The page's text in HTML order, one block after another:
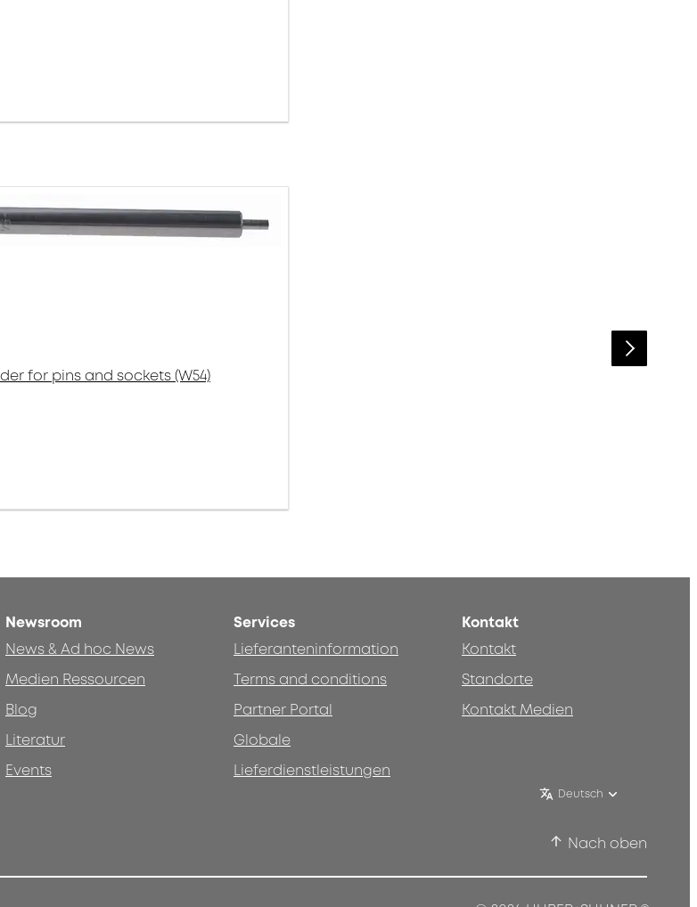
for pins and sockets (W54)
Newsroom
News & Ad hoc News
Medien Ressourcen
Blog
Literatur
Events
Services
Lieferanteninformation
Terms and conditions
Partner Portal
Globale
Lieferdienstleistungen
Kontakt
Kontakt
Standorte
Kontakt Medien
Deutsch
Nach oben